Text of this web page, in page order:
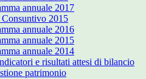
annuale 2017
2015
annuale 2016
annuale 2015
annuale 2014
e risultati attesi di bilancio
patrimonio